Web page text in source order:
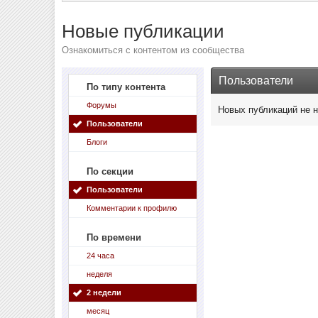
Новые публикации
Ознакомиться с контентом из сообщества
По типу контента
Форумы
Пользователи
Блоги
По секции
Пользователи
Комментарии к профилю
По времени
24 часа
неделя
2 недели
месяц
Пользователи
Новых публикаций не